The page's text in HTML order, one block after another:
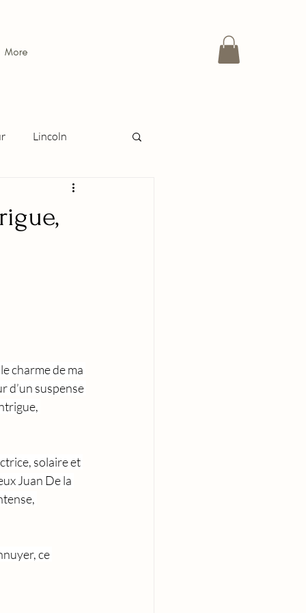
More
Lincoln
ou la raison
charme de ma
d’un suspense
solaire et
Juan De la
ce